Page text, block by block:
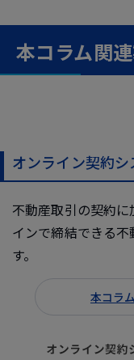
本コラム関
オンライン契約シ
不動産取引の契約
インで締結できる
す。
本コラ